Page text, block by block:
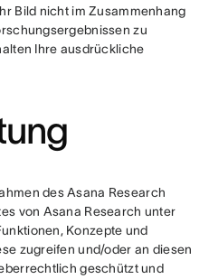
Bild nicht im Zusammenhang
zu
Ihre ausdrückliche
des Asana Research
von Asana Research unter
Konzepte und
zugreifen und/oder an diesen
geschützt und